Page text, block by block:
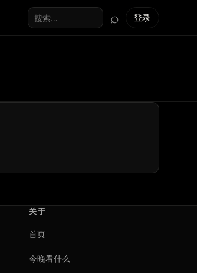
搜索全站
⌕ 登录
关于
首页
今晚看什么